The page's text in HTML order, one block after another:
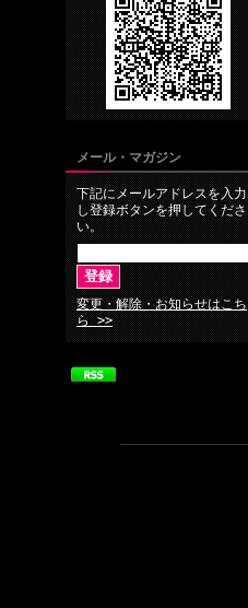
メール・マガジン
下記にメールアドレスを入力
し登録ボタンを押してくださ
い。
変更・解除・お知らせはこち
ら >>